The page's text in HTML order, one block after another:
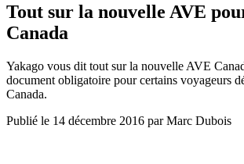
Tout sur la nouvelle AVE
Canada
Yakago vous dit tout sur la nouvelle AVE
document obligatoire pour certains voyageurs
Canada.
Publié le 14 décembre 2016 par Marc Dubois